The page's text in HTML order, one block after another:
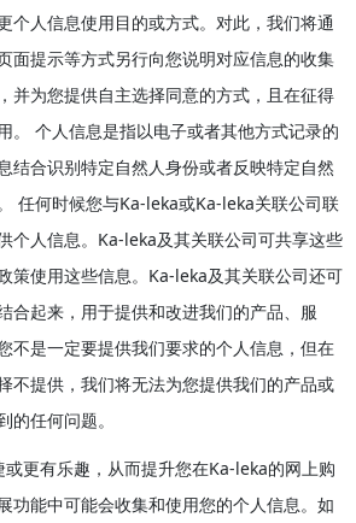
个人信息使用目的或方式。对此，我们将通
面提示等方式另行向您说明对应信息的收集
并为您提供自主选择同意的方式，且在征得
。 个人信息是指以电子或者其他方式记录的
结合识别特定自然人身份或者反映特定自然
任何时候您与Ka-leka或Ka-leka关联公司联
个人信息。Ka-leka及其关联公司可共享这些
策使用这些信息。Ka-leka及其关联公司还可
合起来，用于提供和改进我们的产品、服
不是一定要提供我们要求的个人信息，但在
不提供，我们将无法为您提供我们的产品或
的任何问题。
或更有乐趣，从而提升您在Ka-leka的网上购
功能中可能会收集和使用您的个人信息。如